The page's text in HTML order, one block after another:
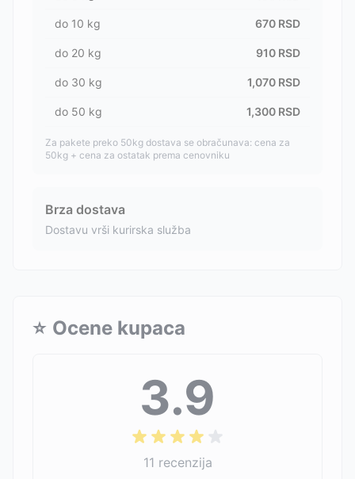
do 10 kg 670 RSD
do 20 kg 910 RSD
do 30 kg 1,070 RSD
do 50 kg 1,300 RSD
Za pakete preko 50kg dostava se obračunava: cena za
50kg + cena za ostatak prema cenovniku
Brza dostava
Dostavu vrši kurirska služba
⭐ Ocene kupaca
3.9
11 recenzija